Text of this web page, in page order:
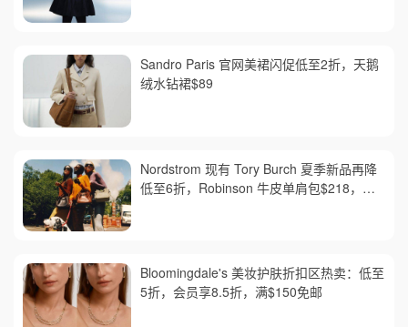
Sandro Paris 官网美裙闪促低至2折，天鹅
绒水钻裙$89
Nordstrom 现有 Tory Burch 夏季新品再降
低至6折，Robinson 牛皮单肩包$218，买
Bloomingdale's 美妆护肤折扣区热卖：低至
5折，会员享8.5折，满$150免邮